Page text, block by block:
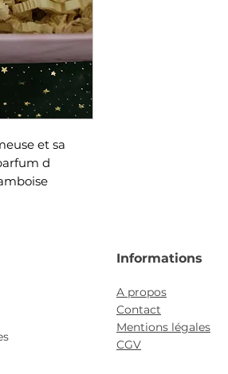
et sa
d
Informations
A propos
Contact
Mentions légales
CGV